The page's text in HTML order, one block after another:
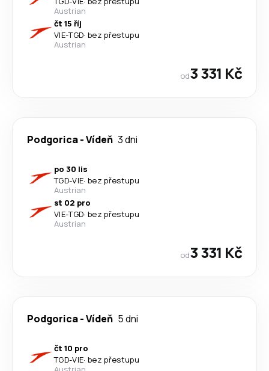
Austrian
čt 15 říj
VIE-TGD· bez přestupu
Austrian
od3 331 Kč
Podgorica-Vídeň 3 dni
po 30 lis
TGD-VIE· bez přestupu
Austrian
st 02 pro
VIE-TGD· bez přestupu
Austrian
od3 331 Kč
Podgorica-Vídeň 5 dni
čt 10 pro
TGD-VIE· bez přestupu